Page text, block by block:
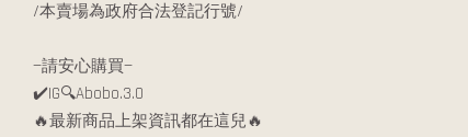
/本賣場為政府合法登記行號/
—請安心購買—
✔️IG🔍Abobo.3.0
🔥最新商品上架資訊都在這兒🔥